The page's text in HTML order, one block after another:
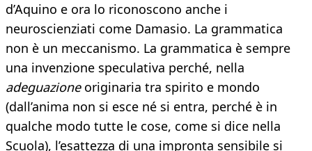
d’Aquino e ora lo riconoscono anche i
neuroscienziati come Damasio. La grammatica
non è un meccanismo. La grammatica è sempre
una invenzione speculativa perché, nella
adeguazioneoriginaria tra spirito e mondo
(dall’anima non si esce né si entra, perché è in
qualche modo tutte le cose, come si dice nella
Scuola), l’esattezza di una impronta sensibile si